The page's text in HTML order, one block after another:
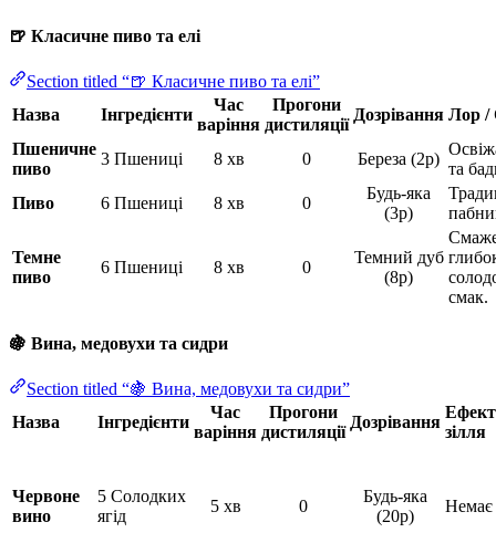
🍺 Класичне пиво та елі
Section titled “🍺 Класичне пиво та елі”
Назва
Інгредієнти
Час
варіння
Прогони
дистиляції
Дозрівання Лор /
Пшеничне
пиво
3 Пшениці 8 хв 0 Береза (2р)
та
Пиво
6 Пшениці 8 хв 0
Будь-яка
(3р)
Темне
пиво
6 Пшениці 8 хв 0
Темний дуб
(8р)
смак.
🍇 Вина, медовухи та сидри
Section titled “🍇 Вина, медовухи та сидри”
Назва
Інгредієнти
Час
варіння
Прогони
дистиляції
Дозрівання
зілля
Червоне
вино
5 Солодких
ягід
5 хв 0
Будь-яка
(20р)
Немає